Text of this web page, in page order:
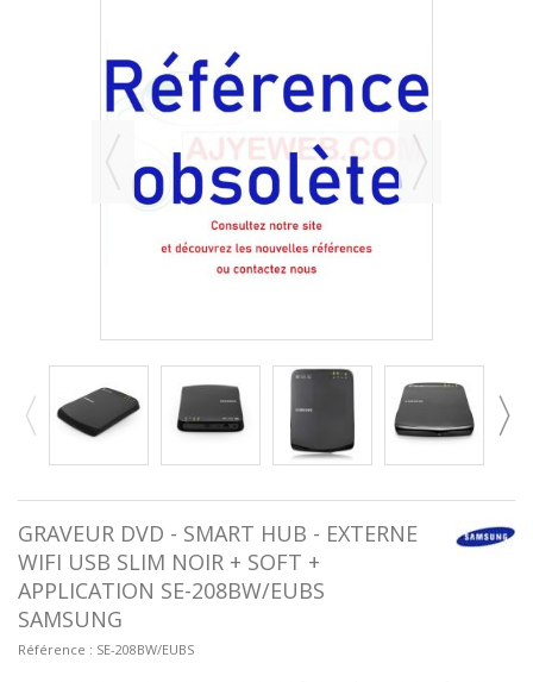
GRAVEUR DVD - SMART HUB - EXTERNE
WIFI USB SLIM NOIR + SOFT +
APPLICATION SE-208BW/EUBS
SAMSUNG
Référence : SE-208BW/EUBS